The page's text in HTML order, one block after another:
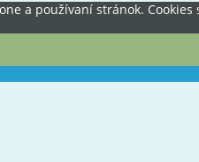
a používaní stránok.